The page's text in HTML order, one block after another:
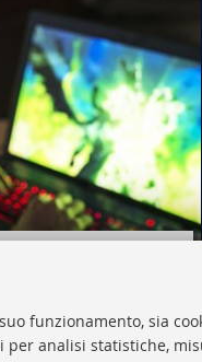
funzionamento, sia
analisi statistiche,